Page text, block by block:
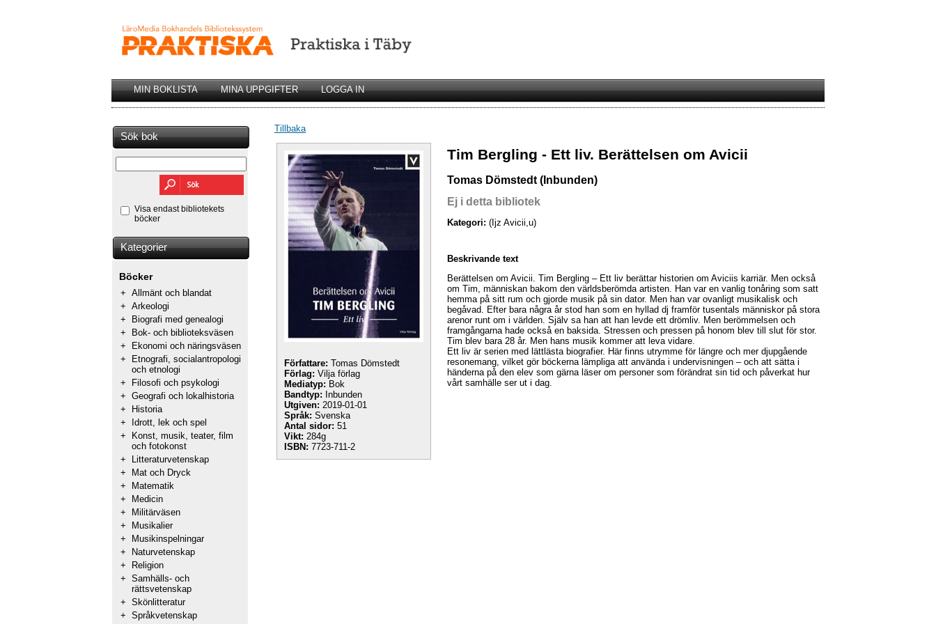
MIN BOKLISTA MINA UPPGIFTER LOGGA IN
Sök bok
Visa endast bibliotekets
böcker
Kategorier
Böcker
+ Allmänt och blandat
+ Arkeologi
+
Biografi med genealogi
+
Bok- och biblioteksväsen
+
Ekonomi och näringsväsen
+
Etnografi, socialantropologi
och etnologi
+
Filosofi och psykologi
+ Geografi och lokalhistoria
+
Historia
+
Idrott, lek och spel
+
Konst, musik, teater, film
och fotokonst
+
Litteraturvetenskap
+
Mat och Dryck
+
Matematik
+
Medicin
+
Militärväsen
+
Musikalier
+
Musikinspelningar
+
Naturvetenskap
+
Religion
+ Samhälls- och
rättsvetenskap
+ Skönlitteratur
+ Språkvetenskap
Tillbaka
Författare: Tomas Dömstedt
Förlag: Vilja förlag
Mediatyp: Bok
Bandtyp: Inbunden
Utgiven: 2019-01-01
Språk: Svenska
Antal sidor: 51
Vikt: 284g
ISBN: 7723-711-2
Tim Bergling - Ett liv. Berättelsen om Avicii
Tomas Dömstedt (Inbunden)
Ej i detta bibliotek
Kategori: (Ijz Avicii,u)
Beskrivande text
Berättelsen om Avicii. Tim Bergling – Ett liv berättar historien om Aviciis karriär. Men också
om Tim, människan bakom den världsberömda artisten. Han var en vanlig tonåring som satt
hemma på sitt rum och gjorde musik på sin dator. Men han var ovanligt musikalisk och
begåvad. Efter bara några år stod han som en hyllad dj framför tusentals människor på stora
arenor runt om i världen. Själv sa han att han levde ett drömliv. Men berömmelsen och
framgångarna hade också en baksida. Stressen och pressen på honom blev till slut för stor.
Tim blev bara 28 år. Men hans musik kommer att leva vidare.
Ett liv är serien med lättlästa biografier. Här finns utrymme för längre och mer djupgående
resonemang, vilket gör böckerna lämpliga att använda i undervisningen – och att sätta i
händerna på den elev som gärna läser om personer som förändrat sin tid och påverkat hur
vårt samhälle ser ut i dag.